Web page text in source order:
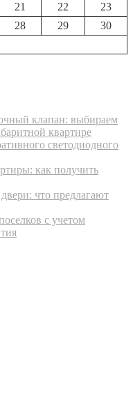
21 22
23
28 29
30
клапан: выбираем
квартире
светодиодного
как получить
что предлагают
с учетом